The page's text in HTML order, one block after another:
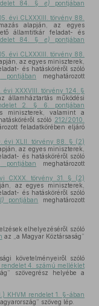
84. § e) pontjában
évi CLXXXIII. törvény 88.
alapján, az egyes
államtitkár feladat- és
84. § e) pontjában
évi CLXXXIII. törvény 88.
az egyes miniszterek,
és hatásköréről szóló
pontjában meghatározott
évi XXXVIII. törvény 124. §
államháztartás működési
2. § 6. pontjában
miniszterek, valamint a
szóló 212/2010.
feladatkörében eljáró
évi XLII. törvény 88. § (2)
az egyes miniszterek,
és hatásköréről szóló
pontjában meghatározott
CXXX. törvény 31. § (2)
az egyes miniszterek,
és hatásköréről szóló
l) pontjában
meghatározott
elhelyezéséről szóló
az „a Magyar Köztársaság”
követelményeiről szóló
rendelet 4. számú melléklet
szövegrész helyébe a
KHVM rendelet 1. §-ában
szöveg lép.